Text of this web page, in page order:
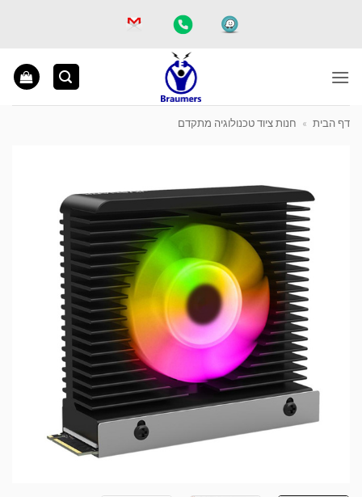
דף הבית » חנות ציוד טכנולוגיה מתקדם